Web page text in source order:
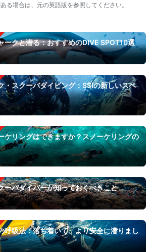
る場合は、元の英語版を参照してください。
ークと潜る：おすすめのDIVE SPOT10選
・スクーバダイビング：SSIの新しいスペ
ケリングはできますか？スノーケリングの
ーバダイバーが知っておくべきこと
呼吸法：落ち着いて、より安全に潜りまし